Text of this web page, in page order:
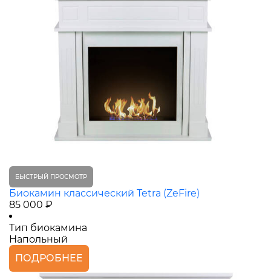
БЫСТРЫЙ ПРОСМОТР
Биокамин классический Tetra (ZeFire)
85 000 ₽
Тип биокамина
Напольный
ПОДРОБНЕЕ